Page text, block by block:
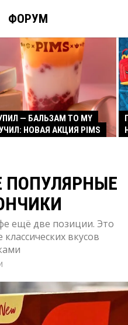
ФОРУМ
— БАЛЬЗАМ TO MY
НОВАЯ АКЦИЯ PIMS
ПОПУЛЯРНЫЕ
ещё две позиции. Это
вкусов